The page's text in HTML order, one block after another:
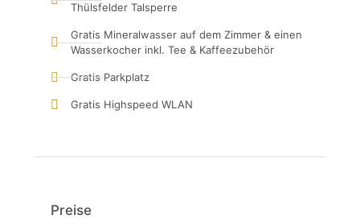
Thülsfelder Talsperre
Gratis Mineralwasser auf dem Zimmer & einen
Wasserkocher inkl. Tee & Kaffeezubehör
Gratis Parkplatz
Gratis Highspeed WLAN
Preise